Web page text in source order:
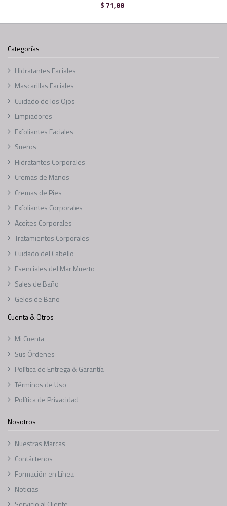
$ 71,88
Categorías
Hidratantes Faciales
Mascarillas Faciales
Cuidado de los Ojos
Limpiadores
Exfoliantes Faciales
Sueros
Hidratantes Corporales
Cremas de Manos
Cremas de Pies
Exfoliantes Corporales
Aceites Corporales
Tratamientos Corporales
Cuidado del Cabello
Esenciales del Mar Muerto
Sales de Baño
Geles de Baño
Cuenta & Otros
Mi Cuenta
Sus Órdenes
Política de Entrega & Garantía
Términos de Uso
Política de Privacidad
Nosotros
Nuestras Marcas
Contáctenos
Formación en Línea
Noticias